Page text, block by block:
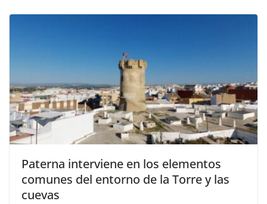
Paterna interviene en los elementos
comunes del entorno de la Torre y las
cuevas